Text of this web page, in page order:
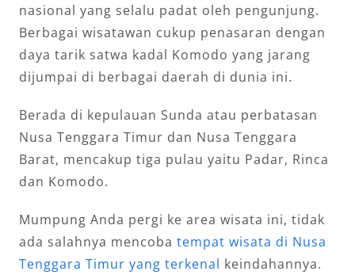
nasional yang selalu padat oleh pengunjung.
Berbagai wisatawan cukup penasaran dengan
daya tarik satwa kadal Komodo yang jarang
dijumpai di berbagai daerah di dunia ini.
Berada di kepulauan Sunda atau perbatasan
Nusa Tenggara Timur dan Nusa Tenggara
Barat, mencakup tiga pulau yaitu Padar, Rinca
dan Komodo.
Mumpung Anda pergi ke area wisata ini, tidak
ada salahnya mencoba tempat wisata di Nusa
Tenggara Timur yang terkenal keindahannya.